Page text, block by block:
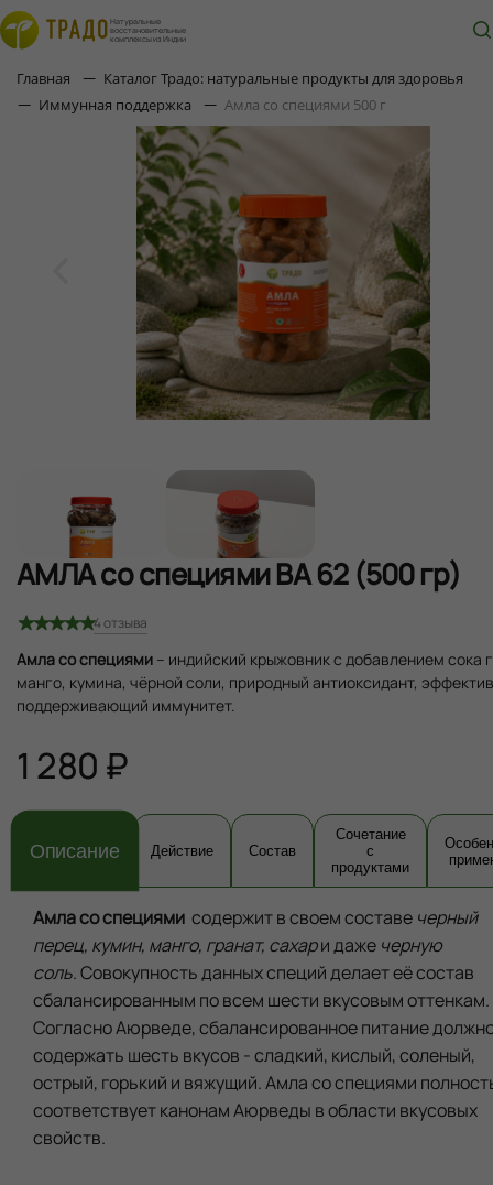
Натуральные
восстановительные
комплексы из Индии
Главная
Каталог Традо: натуральные продукты для здоровья
Иммунная поддержка
Амла со специями 500 г
АМЛА со специями ВА 62 (500 гр)
4отзыва
Амла со специями – индийский крыжовник с добавлением сока
манго, кумина, чёрной соли, природный антиоксидант,
поддерживающий иммунитет.
1 280 ₽
Описание Действие Состав
Сочетание
с
продуктами
Амла со специями содержит в своем составе черный
перец, кумин, манго, гранат, сахари даже черную
соль.Совокупность данных специй делает её состав
сбалансированным по всем шести вкусовым оттенкам.
Согласно Аюрведе, сбалансированное питание
содержать шесть вкусов - сладкий, кислый, соленый,
острый, горький и вяжущий. Амла со специями
соответствует канонам Аюрведы в области вкусовых
свойств.